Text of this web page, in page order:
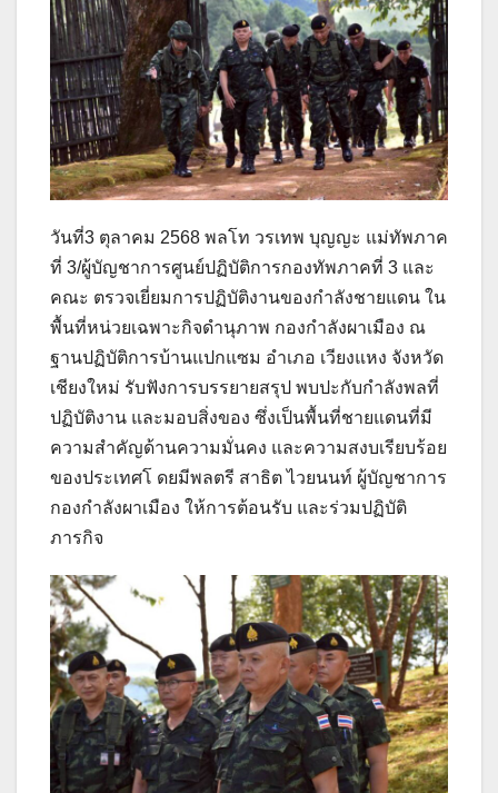
วันที่3 ตุลาคม 2568 พลโท วรเทพ บุญญะ แม่ทัพภาค
ที่ 3/ผู้บัญชาการศูนย์ปฏิบัติการกองทัพภาคที่ 3 และ
คณะ ตรวจเยี่ยมการปฏิบัติงานของกำลังชายแดน ใน
พื้นที่หน่วยเฉพาะกิจดำนุภาพ กองกำลังผาเมือง ณ
ฐานปฏิบัติการบ้านแปกแซม อำเภอ เวียงแหง จังหวัด
เชียงใหม่ รับฟังการบรรยายสรุป พบปะกับกำลังพลที่
ปฏิบัติงาน และมอบสิ่งของ ซึ่งเป็นพื้นที่ชายแดนที่มี
ความสำคัญด้านความมั่นคง และความสงบเรียบร้อย
ของประเทศโ ดยมีพลตรี สาธิต ไวยนนท์ ผู้บัญชาการ
กองกำลังผาเมือง ให้การต้อนรับ และร่วมปฏิบัติ
ภารกิจ